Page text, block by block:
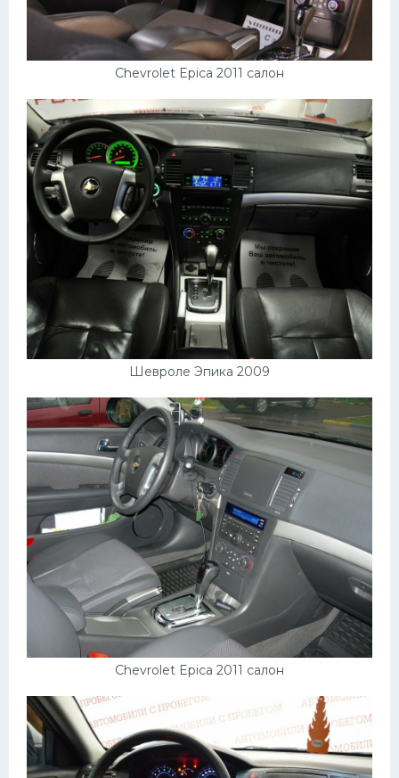
Chevrolet Epica 2011 салон
Шевроле Эпика 2009
Chevrolet Epica 2011 салон